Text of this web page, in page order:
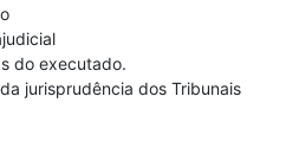
do executado.
jurisprudência dos Tribunais